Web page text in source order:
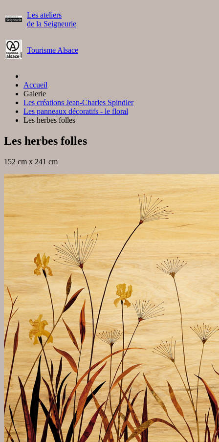
Les ateliers
de la Seigneurie
Tourisme Alsace
Accueil
Galerie
Les créations Jean-Charles Spindler
Les panneaux décoratifs - le floral
Les herbes folles
Les herbes folles
152 cm x 241 cm